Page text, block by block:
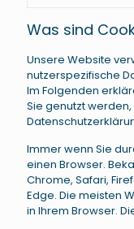
Was sind
Unsere Website
nutzerspezifische
Im Folgenden
Sie genutzt
Immer wenn Sie
einen Browser.
Chrome, Safari,
Edge. Die meisten
in Ihrem Browser.